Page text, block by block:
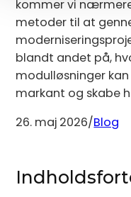
kommer vi
metoder til at
blandt andet på,
modulløsninger
markant og skabe
26. maj 2026/Blog